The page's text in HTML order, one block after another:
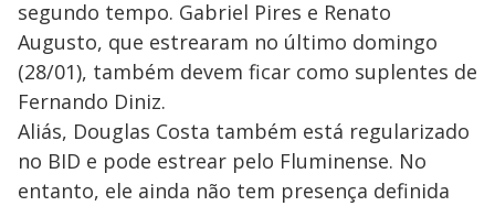
segundo tempo. Gabriel Pires e Renato
Augusto, que estrearam no último domingo
(28/01), também devem ficar como suplentes de
Fernando Diniz.
Aliás, Douglas Costa também está regularizado
no BID e pode estrear pelo Fluminense. No
entanto, ele ainda não tem presença definida